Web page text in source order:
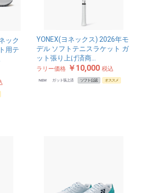
ック
用テ
YONEX(ヨネックス) 2026年モ
デル ソフトテニスラケット ガ
ット張り上げ済商…
ラリー価格￥10,000 税込
NEW ガット張上済 ソフト公認 オススメ